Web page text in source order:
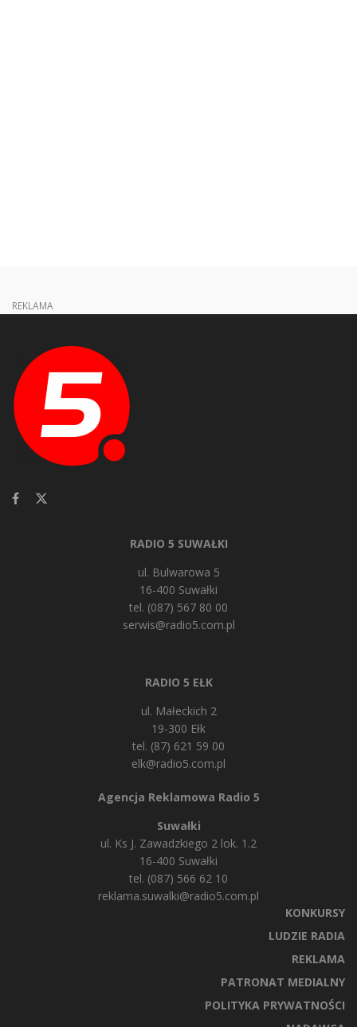
REKLAMA
RADIO 5 SUWAŁKI
ul. Bulwarowa 5
16-400 Suwałki
tel. (087) 567 80 00
serwis@radio5.com.pl
RADIO 5 EŁK
ul. Małeckich 2
19-300 Ełk
tel. (87) 621 59 00
elk@radio5.com.pl
Agencja Reklamowa Radio 5
Suwałki
ul. Ks J. Zawadzkiego 2 lok. 1.2
16-400 Suwałki
tel. (087) 566 62 10
reklama.suwalki@radio5.com.pl
KONKURSY
LUDZIE RADIA
REKLAMA
PATRONAT MEDIALNY
POLITYKA PRYWATNOŚCI